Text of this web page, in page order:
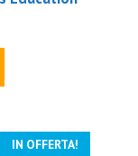
IN OFFERTA!